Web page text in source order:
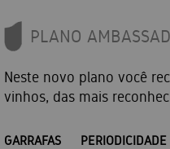
PLANO
Neste novo plano você
vinhos, das mais
GARRAFAS PERIODICIDADE